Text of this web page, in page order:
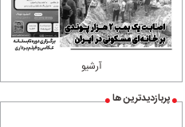
آرشیو
پربازدیدترین ها